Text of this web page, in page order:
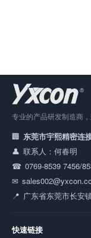
专业的产品研发制造商
东莞市宇熙精密连
联系人：何春明
0769-8539 7456/
广东省东莞市长安
快速链接